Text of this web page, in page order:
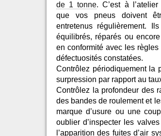
de 1 tonne. C’est à
que vos pneus doivent
entretenus régulièrement.
équilibrés, réparés ou
en conformité avec les
défectuosités constatées.
Contrôlez périodiquement la
surpression par rapport au
Contrôlez la profondeur des
des bandes de roulement et
marque d’usure ou une
oublier d’inspecter les
l’apparition des fuites d’air